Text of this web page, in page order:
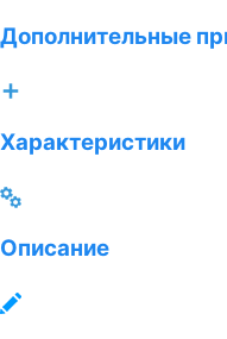
Дополнительные
Характеристики
Описание